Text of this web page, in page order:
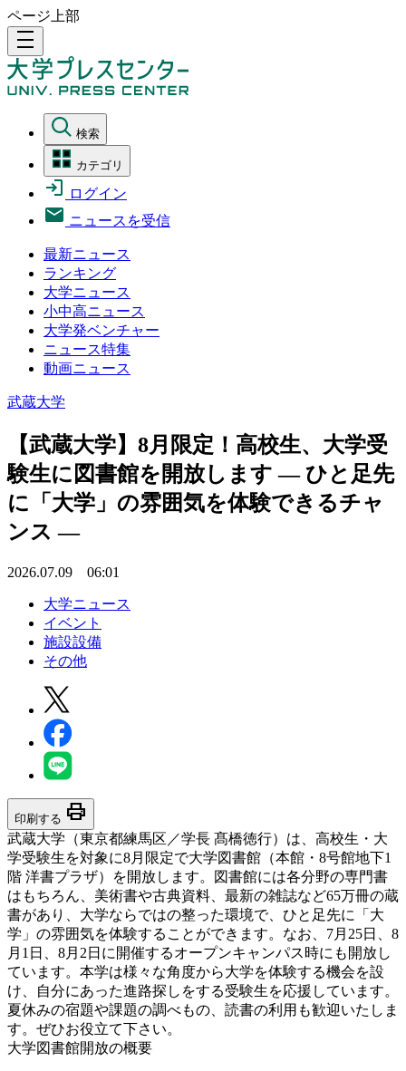
ページ上部
density_medium
検索
カテゴリ
ログイン
ニュースを受信
最新ニュース
ランキング
大学ニュース
小中高ニュース
大学発ベンチャー
ニュース特集
動画ニュース
武蔵大学
【武蔵大学】8月限定！高校生、大学受
験生に図書館を開放します — ひと足先
に「大学」の雰囲気を体験できるチャ
ンス —
2026.07.09 06:01
大学ニュース
イベント
施設設備
その他
印刷する print
武蔵大学（東京都練馬区／学長 髙橋徳行）は、高校生・大
学受験生を対象に8月限定で大学図書館（本館・8号館地下1
階 洋書プラザ）を開放します。図書館には各分野の専門書
はもちろん、美術書や古典資料、最新の雑誌など65万冊の蔵
書があり、大学ならではの整った環境で、ひと足先に「大
学」の雰囲気を体験することができます。なお、7月25日、8
月1日、8月2日に開催するオープンキャンパス時にも開放し
ています。本学は様々な角度から大学を体験する機会を設
け、自分にあった進路探しをする受験生を応援しています。
夏休みの宿題や課題の調べもの、読書の利用も歓迎いたしま
す。ぜひお役立て下さい。
大学図書館開放の概要